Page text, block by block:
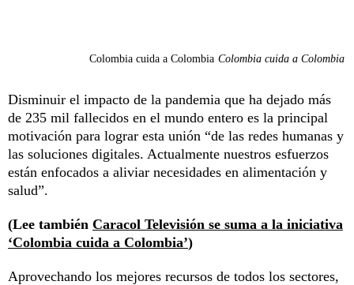
Colombia cuida a Colombia Colombia cuida a Colombia
Disminuir el impacto de la pandemia que ha dejado más
de 235 mil fallecidos en el mundo entero es la principal
motivación para lograr esta unión “de las redes humanas y
las soluciones digitales. Actualmente nuestros esfuerzos
están enfocados a aliviar necesidades en alimentación y
salud”.
(Lee también Caracol Televisión se suma a la iniciativa
‘Colombia cuida a Colombia’)
Aprovechando los mejores recursos de todos los sectores,